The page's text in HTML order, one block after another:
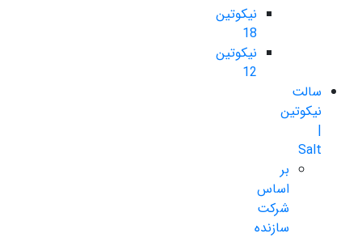
نیکوتین
18
نیکوتین
12
سالت
نیکوتین
|
Salt
بر
اساس
شرکت
سازنده